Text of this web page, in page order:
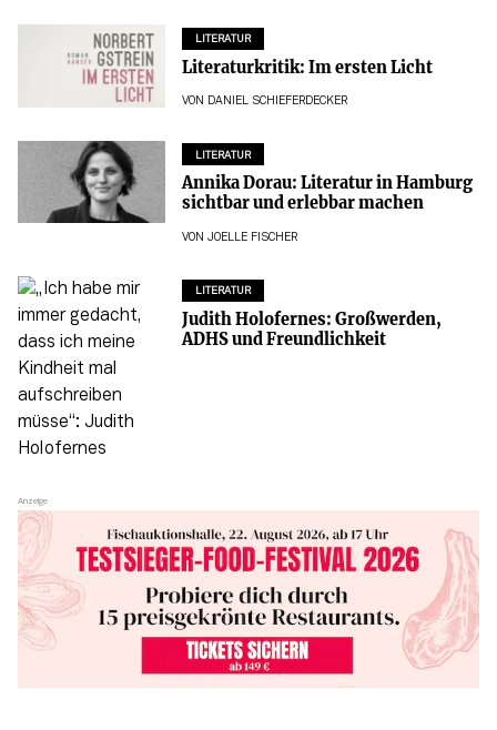
LITERATUR
Literaturkritik: Im ersten Licht
VON DANIEL SCHIEFERDECKER
LITERATUR
Annika Dorau: Literatur in Hamburg
sichtbar und erlebbar machen
VON JOELLE FISCHER
LITERATUR
Judith Holofernes: Großwerden,
ADHS und Freundlichkeit